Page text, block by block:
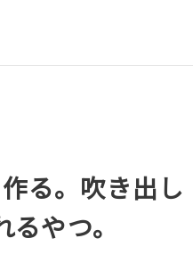
る。吹き出
やつ。